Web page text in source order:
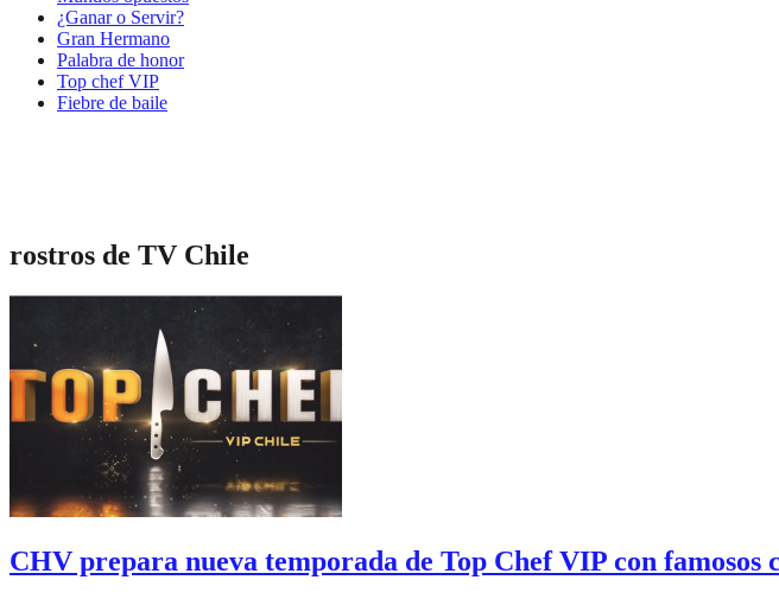
¿Ganar o Servir?
Gran Hermano
Palabra de honor
Top chef VIP
Fiebre de baile
rostros de TV Chile
CHV prepara nueva temporada de Top Chef VIP con famosos